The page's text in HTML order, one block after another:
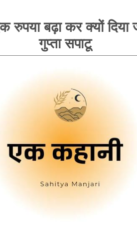
रुपया बढ़ा कर क्यों दिया
गुप्ता सपाटू